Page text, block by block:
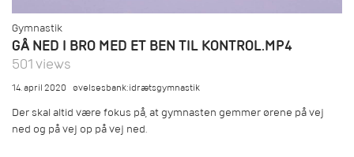
Gymnastik
GÅ NED I BRO MED ET BEN TIL KONTROL.MP4
501 views
14. april 2020 øvelsesbank:idrætsgymnastik
Der skal altid være fokus på, at gymnasten gemmer ørene på vej
ned og på vej op på vej ned.